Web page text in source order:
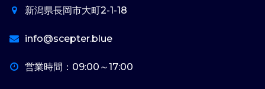
新潟県長岡市大町2-1-18
info@scepter.blue
営業時間：09:00～17:00